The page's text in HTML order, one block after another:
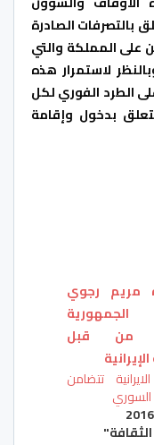
4 مارس 2014 ، المتعلق بالتصرفات الصادرة
على المملكة والتي
لاستمرار هذه
الطرد الفوري لكل
للقانون رقم 03-02 المتعلق بدخول وإقامة
تتضامن